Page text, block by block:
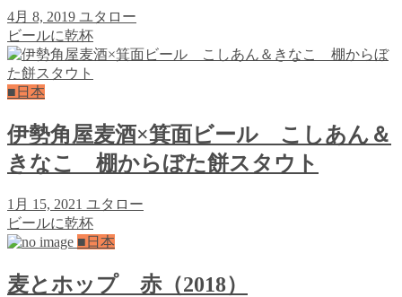
4月 8, 2019 ユタロー
ビールに乾杯
■日本
伊勢角屋麦酒×箕面ビール こしあん＆
きなこ 棚からぼた餅スタウト
1月 15, 2021 ユタロー
ビールに乾杯
■日本
麦とホップ 赤（2018）